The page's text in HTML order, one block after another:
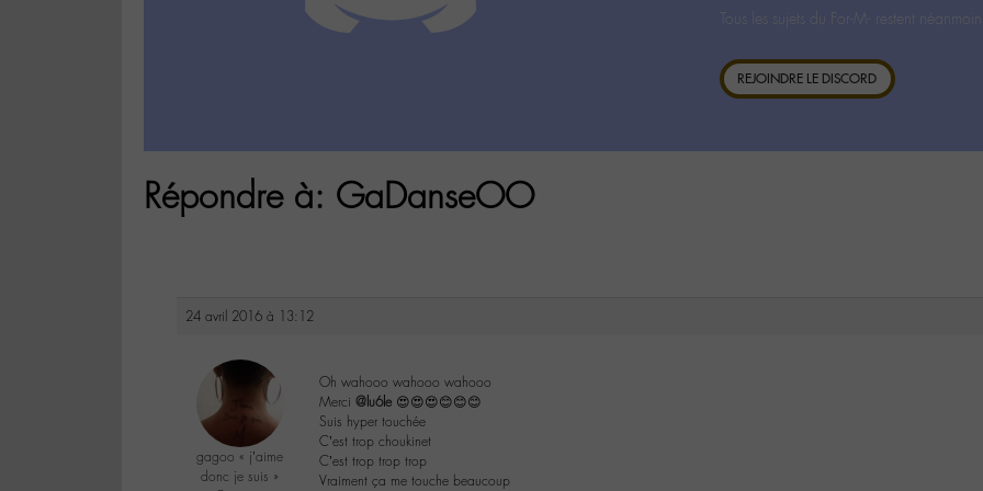
Tous les sujets du For-M- restent
REJOINDRE LE DISCORD
Répondre à: GaDanseOO
24 avril 2016 à 13:12
gagoo « j’aime
donc je suis »
Oh wahooo wahooo wahooo
Merci @lu6le 😍😍😍😊😊😊
Suis hyper touchée
C’est trop choukinet
C’est trop trop trop
Vraiment ça me touche beaucoup